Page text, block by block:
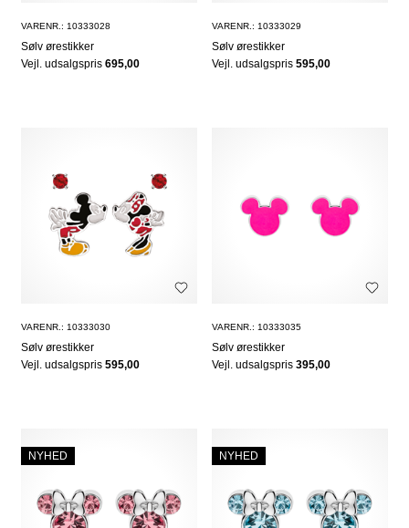
VARENR.: 10333028
Sølv ørestikker
Vejl. udsalgspris 695,00
VARENR.: 10333029
Sølv ørestikker
Vejl. udsalgspris595,00
VARENR.: 10333030
Sølv ørestikker
Vejl. udsalgspris 595,00
VARENR.: 10333035
Sølv ørestikker
Vejl. udsalgspris395,00
NYHED NYHED